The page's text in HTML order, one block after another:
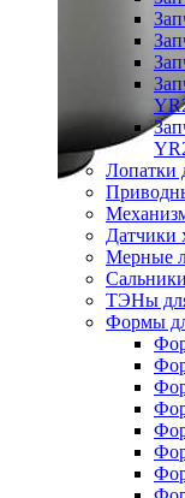
Лопатки
Датчики
Мерные
ТЭНы
Формы